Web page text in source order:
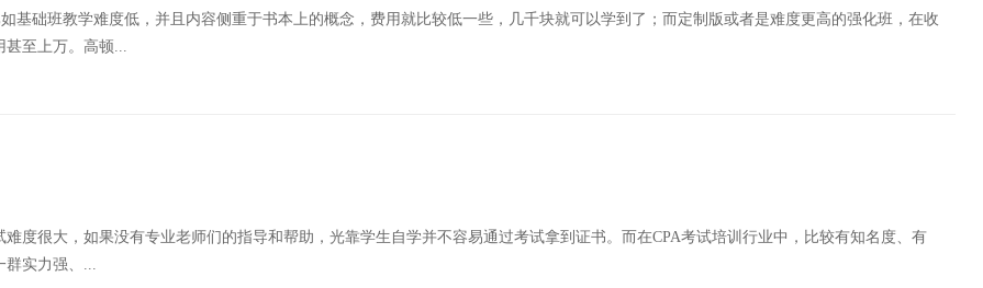
基础班教学难度低，并且内容侧重于书本上的概念，费用就比较低一些，几千块就可以学到了；而定制版或者是难度更高的强化班，在收
甚至上万。高顿...
难度很大，如果没有专业老师们的指导和帮助，光靠学生自学并不容易通过考试拿到证书。而在CPA考试培训行业中，比较有知名度、有
群实力强、...